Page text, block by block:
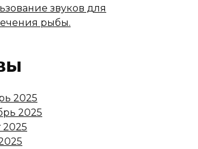
звуков для
рыбы.
2025
2025
2025